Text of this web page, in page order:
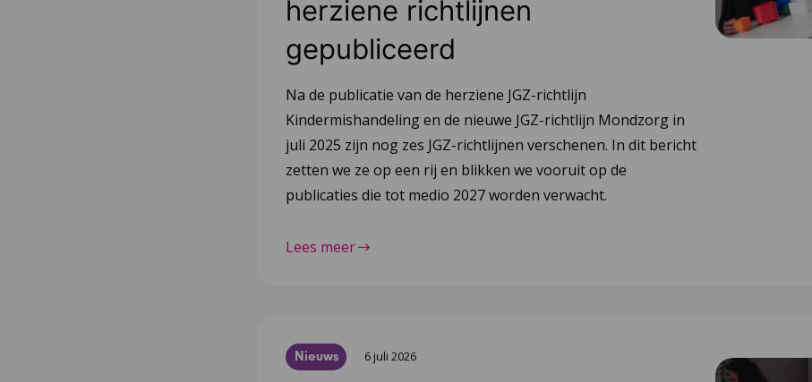
herziene richtlijnen
gepubliceerd
Na de publicatie van de herziene JGZ-richtlijn
Kindermishandeling en de nieuwe JGZ-richtlijn Mondzorg in
juli 2025 zijn nog zes JGZ-richtlijnen verschenen. In dit bericht
zetten we ze op een rij en blikken we vooruit op de
publicaties die tot medio 2027 worden verwacht.
Lees meer
Nieuws 6 juli 2026